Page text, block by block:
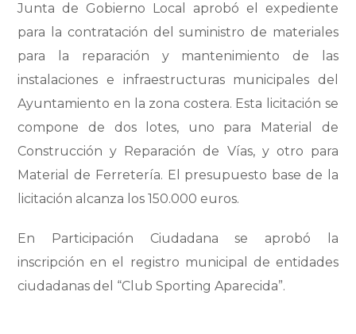
Junta de Gobierno Local aprobó el expediente
para la contratación del suministro de materiales
para la reparación y mantenimiento de las
instalaciones e infraestructuras municipales del
Ayuntamiento en la zona costera. Esta licitación se
compone de dos lotes, uno para Material de
Construcción y Reparación de Vías, y otro para
Material de Ferretería. El presupuesto base de la
licitación alcanza los 150.000 euros.
En Participación Ciudadana se aprobó la
inscripción en el registro municipal de entidades
ciudadanas del “Club Sporting Aparecida”.